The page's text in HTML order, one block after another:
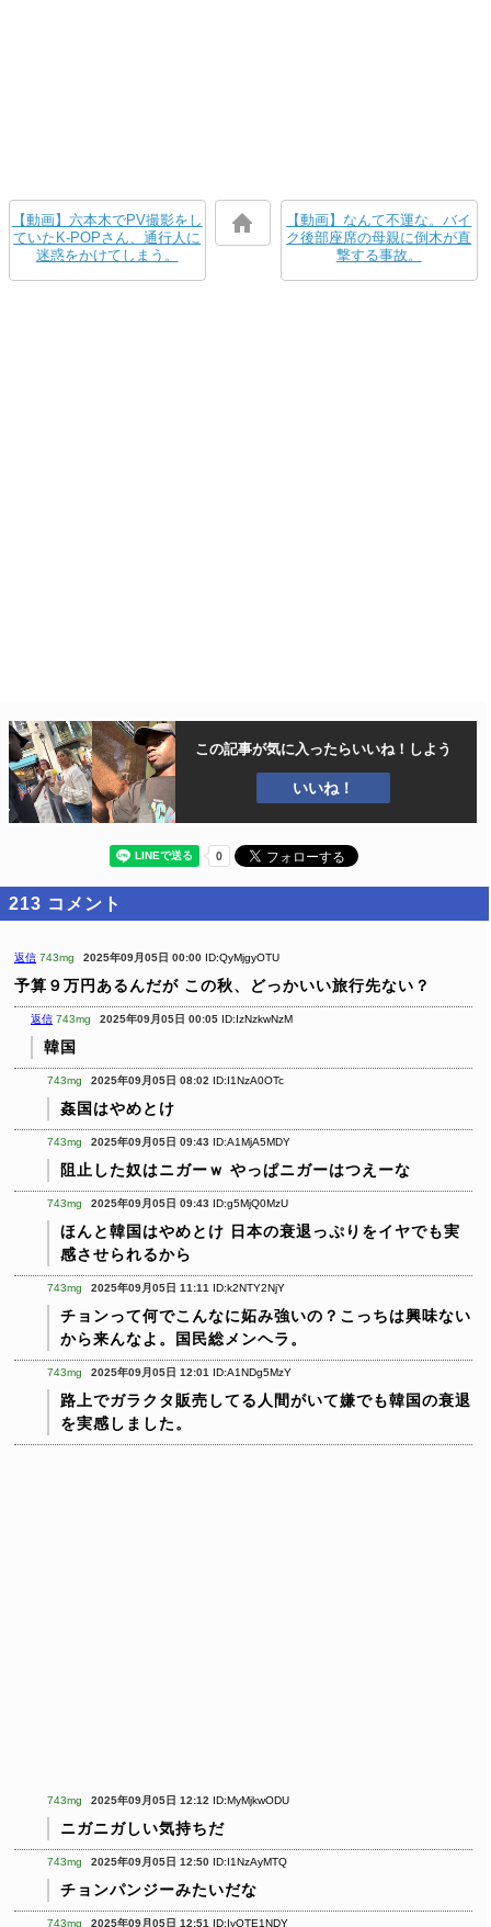
【動画】六本木でPV撮影をし
ていたK-POPさん、通行人に
迷惑をかけてしまう。
【動画】なんて不運な。バイ
ク後部座席の母親に倒木が直
撃する事故。
この記事が気に入ったらいいね！しよう
いいね！
213 コメント
返信 743mg 2025年09月05日 00:00 ID:QyMjgyOTU
予算９万円あるんだが この秋、どっかいい旅行先ない？
返信 743mg 2025年09月05日 00:05 ID:IzNzkwNzM
韓国
743mg 2025年09月05日 08:02 ID:I1NzA0OTc
姦国はやめとけ
743mg 2025年09月05日 09:43 ID:A1MjA5MDY
阻止した奴はニガーｗ やっぱニガーはつえーな
743mg 2025年09月05日 09:43 ID:g5MjQ0MzU
ほんと韓国はやめとけ 日本の衰退っぷりをイヤでも実
感させられるから
743mg 2025年09月05日 11:11 ID:k2NTY2NjY
チョンって何でこんなに妬み強いの？こっちは興味ない
から来んなよ。国民総メンヘラ。
743mg 2025年09月05日 12:01 ID:A1NDg5MzY
路上でガラクタ販売してる人間がいて嫌でも韓国の衰退
を実感しました。
743mg 2025年09月05日 12:12 ID:MyMjkwODU
ニガニガしい気持ちだ
743mg 2025年09月05日 12:50 ID:I1NzAyMTQ
チョンパンジーみたいだな
743mg 2025年09月05日 12:51 ID:IyOTE1NDY